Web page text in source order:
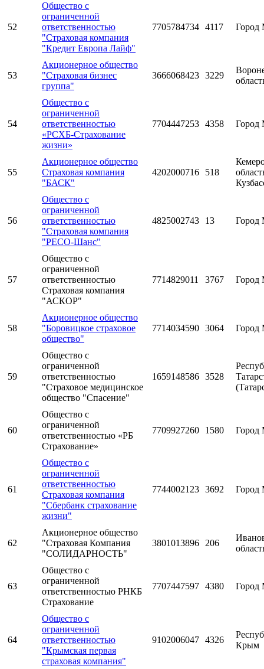
52
Общество с
ограниченной
ответственностью
"Страховая компания
"Кредит Европа Лайф"
7705784734 4117 Город
53
Акционерное общество
"Страховая бизнес
группа"
3666068423 3229
54
Общество с
ограниченной
ответственностью
«РСХБ-Страхование
жизни»
7704447253 4358 Город
55
Акционерное общество
Страховая компания
"БАСК"
4202000716 518
56
Общество с
ограниченной
ответственностью
"Страховая компания
"РЕСО-Шанс"
4825002743 13 Город
57
Общество с
ограниченной
ответственностью
Страховая компания
"АСКОР"
7714829011 3767 Город
58
Акционерное общество
"Боровицкое страховое
общество"
7714034590 3064 Город
59
Общество с
ограниченной
ответственностью
"Страховое медицинское
общество "Спасение"
1659148586 3528
60
Общество с
ограниченной
ответственностью «РБ
Страхование»
7709927260 1580 Город
61
Общество с
ограниченной
ответственностью
Страховая компания
"Сбербанк страхование
жизни"
7744002123 3692 Город
62
Акционерное общество
"Страховая Компания
"СОЛИДАРНОСТЬ"
3801013896 206
63
Общество с
ограниченной
ответственностью РНКБ
Страхование
7707447597 4380 Город
64
Общество с
ограниченной
ответственностью
"Крымская первая
страховая компания"
9102006047 4326
Крым